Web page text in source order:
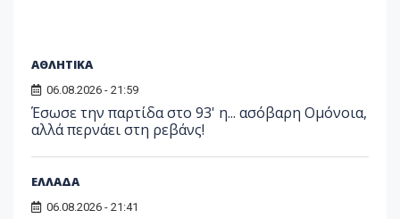
ΑΘΛΗΤΙΚΑ
06.08.2026 - 21:59
Έσωσε την παρτίδα στο 93' η... ασόβαρη Ομόνοια,
αλλά περνάει στη ρεβάνς!
ΕΛΛΑΔΑ
06.08.2026 - 21:41